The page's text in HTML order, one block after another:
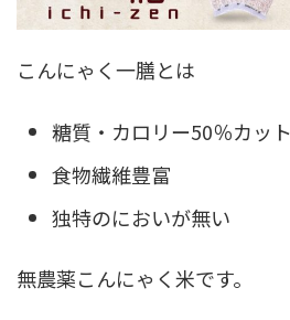
こんにゃく一膳とは
糖質・カロリー50％カット
食物繊維豊富
独特のにおいが無い
無農薬こんにゃく米です。